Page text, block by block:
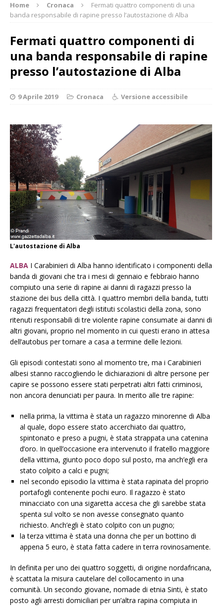
Home Cronaca
Fermati quattro componenti di una
banda responsabile di rapine presso l’autostazione di Alba
Fermati quattro componenti di
una banda responsabile di rapine
presso l’autostazione di Alba
9 Aprile 2019 Cronaca Versione accessibile
L'autostazione di Alba
ALBA I Carabinieri di Alba hanno identificato i componenti della
banda di giovani che tra i mesi di gennaio e febbraio hanno
compiuto una serie di rapine ai danni di ragazzi presso la
stazione dei bus della città. I quattro membri della banda, tutti
ragazzi frequentatori degli istituti scolastici della zona, sono
ritenuti responsabili di tre violente rapine consumate ai danni di
altri giovani, proprio nel momento in cui questi erano in attesa
dell’autobus per tornare a casa a termine delle lezioni.
Gli episodi contestati sono al momento tre, ma i Carabinieri
albesi stanno raccogliendo le dichiarazioni di altre persone per
capire se possono essere stati perpetrati altri fatti criminosi,
non ancora denunciati per paura. In merito alle tre rapine:
nella prima, la vittima è stata un ragazzo minorenne di Alba
al quale, dopo essere stato accerchiato dai quattro,
spintonato e preso a pugni, è stata strappata una catenina
d’oro. In quell’occasione era intervenuto il fratello maggiore
della vittima, giunto poco dopo sul posto, ma anch’egli era
stato colpito a calci e pugni;
nel secondo episodio la vittima è stata rapinata del proprio
portafogli contenente pochi euro. Il ragazzo è stato
minacciato con una sigaretta accesa che gli sarebbe stata
spenta sul volto se non avesse consegnato quanto
richiesto. Anch’egli è stato colpito con un pugno;
la terza vittima è stata una donna che per un bottino di
appena 5 euro, è stata fatta cadere in terra rovinosamente.
In definita per uno dei quattro soggetti, di origine nordafricana,
è scattata la misura cautelare del collocamento in una
comunità. Un secondo giovane, nomade di etnia Sinti, è stato
posto agli arresti domiciliari per un’altra rapina compiuta in